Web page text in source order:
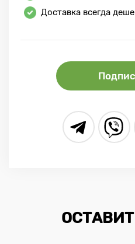
Доставка всегда